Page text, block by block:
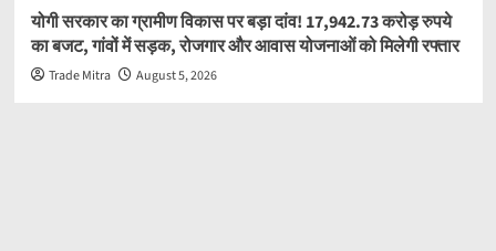
योगी सरकार का ग्रामीण विकास पर बड़ा दांव! 17,942.73 करोड़ रुपये
का बजट, गांवों में सड़क, रोजगार और आवास योजनाओं को मिलेगी रफ्तार
Trade Mitra August 5, 2026